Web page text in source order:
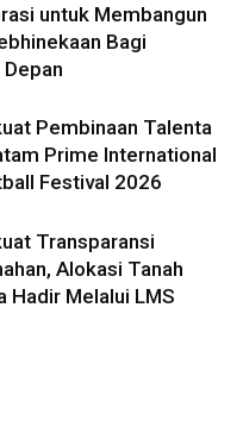
untuk Membangun
Bagi
Pembinaan Talenta
Prime International
Festival 2026
Transparansi
Alokasi Tanah
Hadir Melalui LMS